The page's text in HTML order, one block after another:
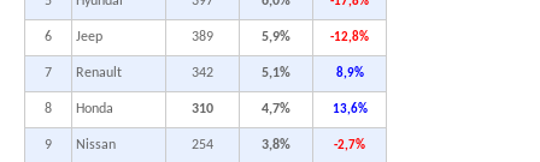
6 Jeep 389 5,9% -12,8%
7 Renault 342 5,1% 8,9%
8 Honda 310 4,7% 13,6%
9 Nissan 254 3,8% -2,7%